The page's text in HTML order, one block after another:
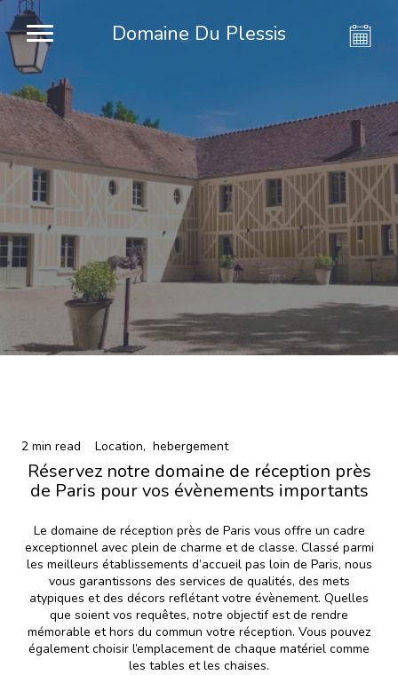
Domaine Du Plessis
2 min read Location, hebergement
Réservez notre domaine de réception près
de Paris pour vos évènements importants
Le domaine de réception près de Paris vous offre un cadre
exceptionnel avec plein de charme et de classe. Classé parmi
les meilleurs établissements d’accueil pas loin de Paris, nous
vous garantissons des services de qualités, des mets
atypiques et des décors reflétant votre évènement. Quelles
que soient vos requêtes, notre objectif est de rendre
mémorable et hors du commun votre réception. Vous pouvez
également choisir l’emplacement de chaque matériel comme
les tables et les chaises.